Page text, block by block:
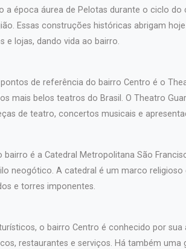
a época áurea de Pelotas durante o ciclo do
Essas construções históricas abrigam
e lojas, dando vida ao bairro.
de referência do bairro Centro é o
mais belos teatros do Brasil. O Theatro
de teatro, concertos musicais e
bairro é a Catedral Metropolitana São
neogótico. A catedral é um marco
e torres imponentes.
o bairro Centro é conhecido por
restaurantes e serviços. Há também